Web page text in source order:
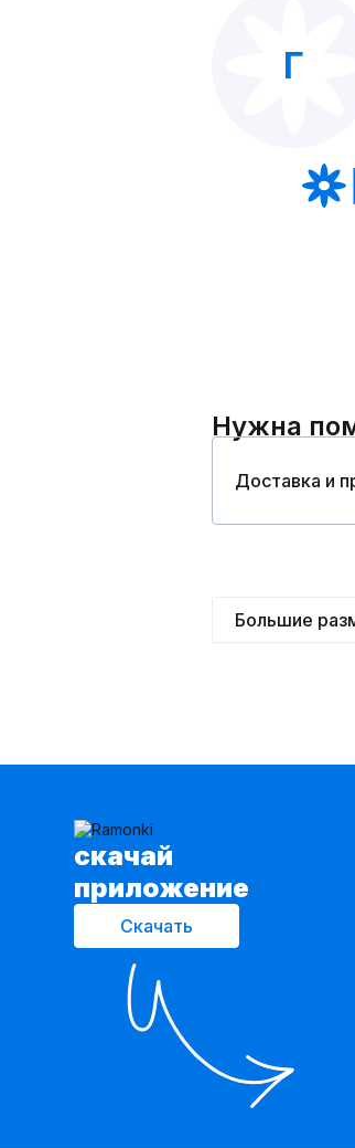
Г
Нужна
Доставка и
Большие
cкачай
приложение
Скачать